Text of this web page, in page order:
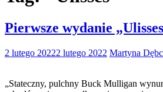
Pierwsze wydanie
2 lutego 20222 lutego 2022 Martyna
„Stateczny, pulchny Buck Mulligan